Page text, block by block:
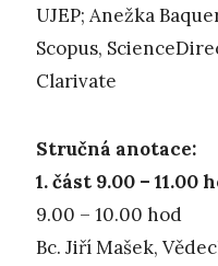
UJEP; Anežka
Scopus,
Clarivate
Stručná anotace:
1. část 9.00 – 11.00
9.00 – 10.00 hod
Bc. Jiří Mašek,